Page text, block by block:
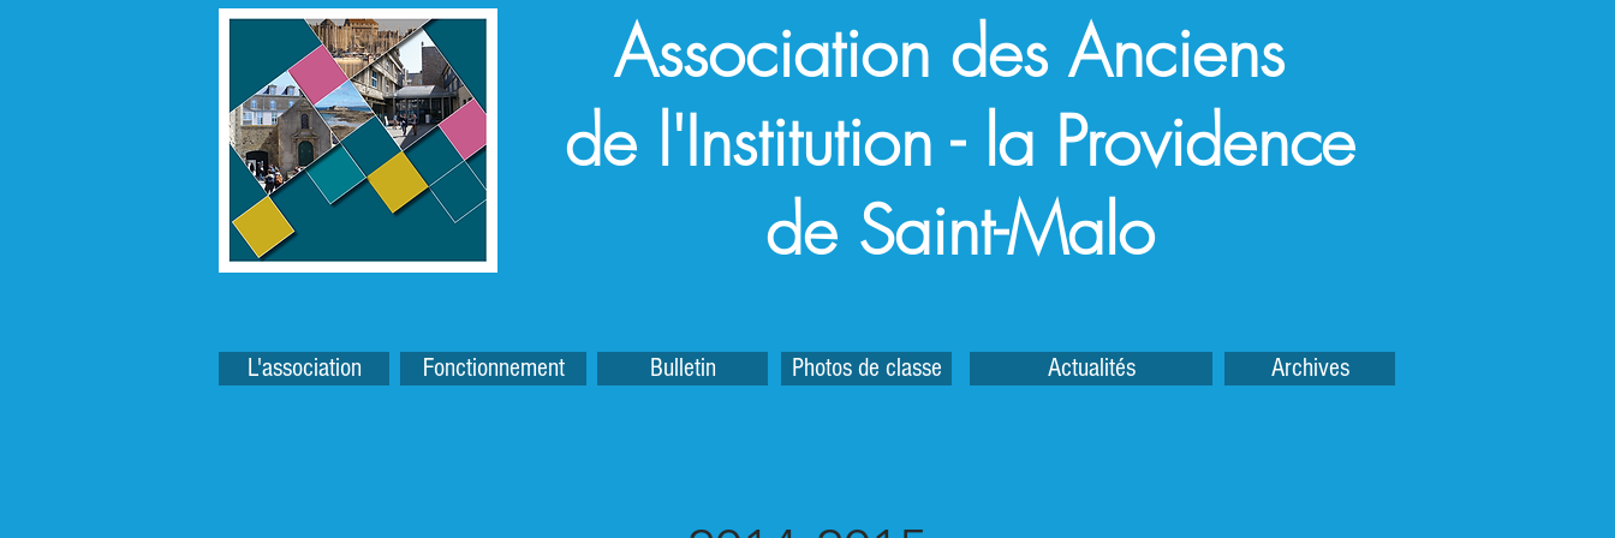
Association des Anciens
de l'Institution - la Providence
de Saint-Malo
L'association Fonctionnement Bulletin Photos de classe Actualités Archives